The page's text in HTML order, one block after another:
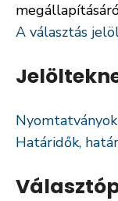
A választás
Nyomtatványok
Határidők,